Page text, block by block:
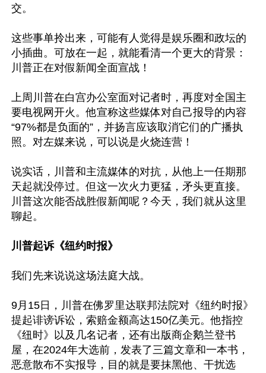
交。
这些事单拎出来，可能有人觉得是娱乐圈和政坛的
小插曲。可放在一起，就能看清一个更大的背景：
川普正在对假新闻全面宣战！
上周川普在白宫办公室面对记者时，再度对全国主
要电视网开火。他宣称这些媒体对自己报导的内容
“97%都是负面的”，并扬言应该取消它们的广播执
照。对左媒来说，可以说是火烧连营！
说实话，川普和主流媒体的对抗，从他上一任期那
天起就没停过。但这一次火力更猛，矛头更直接。
川普这次能否战胜假新闻呢？今天，我们就从这里
聊起。
川普起诉《纽约时报》
我们先来说说这场法庭大战。
9月15日，川普在佛罗里达联邦法院对《纽约时报》
提起诽谤诉讼，索赔金额高达150亿美元。他指控
《纽时》以及几名记者，还有出版商企鹅兰登书
屋，在2024年大选前，发表了三篇文章和一本书，
恶意散布不实报导，目的就是要抹黑他、干扰选